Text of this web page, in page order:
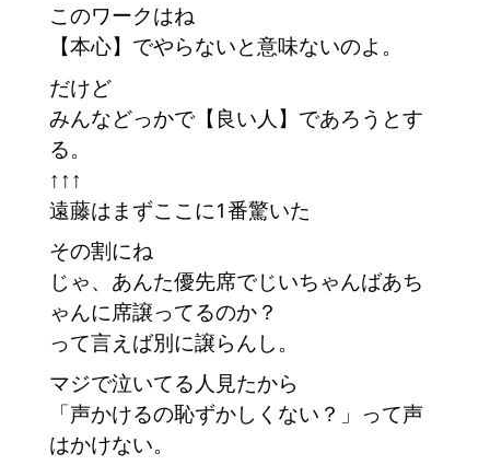
このワークはね
【本心】でやらないと意味ないのよ。
だけど
みんなどっかで【良い人】であろうとす
る。
↑↑↑
遠藤はまずここに1番驚いた
その割にね
じゃ、あんた優先席でじいちゃんばあち
ゃんに席譲ってるのか？
って言えば別に譲らんし。
マジで泣いてる人見たから
「声かけるの恥ずかしくない？」って声
はかけない。